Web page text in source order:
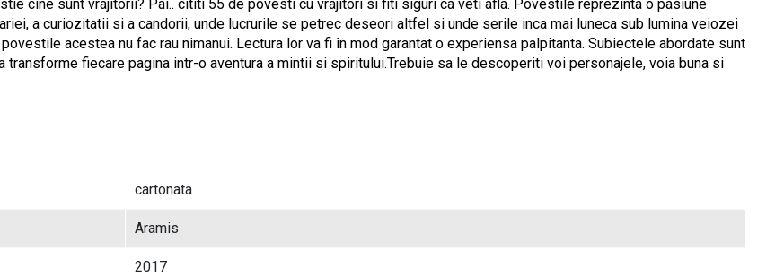
stie cine sunt vrajitorii? Pai.. cititi 55 de povesti cu vrajitori si fiti siguri ca veti afla. Povestile reprezinta o pasiune
a curiozitatii si a candorii, unde lucrurile se petrec deseori altfel si unde serile inca mai luneca sub lumina veiozei
acestea nu fac rau nimanui. Lectura lor va fi în mod garantat o experiensa palpitanta. Subiectele abordate sunt
fiecare pagina intr-o aventura a mintii si spiritului.Trebuie sa le descoperiti voi personajele, voia buna si
cartonata
Aramis
2017